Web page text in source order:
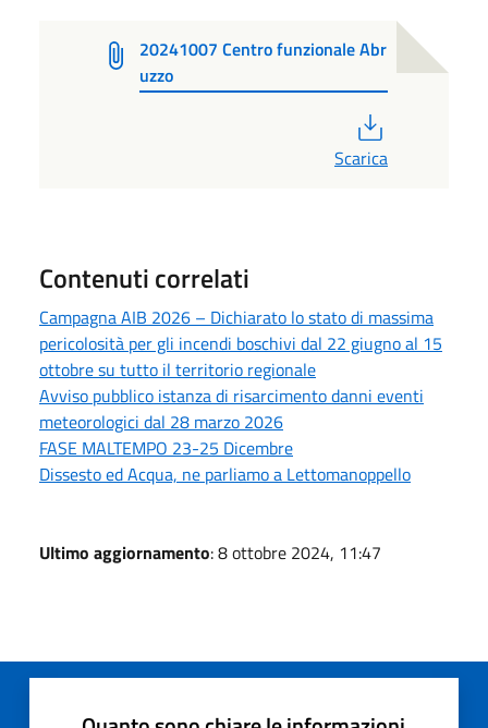
20241007 Centro funzionale Abr
uzzo
Scarica
Contenuti correlati
Campagna AIB 2026 – Dichiarato lo stato di massima
pericolosità per gli incendi boschivi dal 22 giugno al 15
ottobre su tutto il territorio regionale
Avviso pubblico istanza di risarcimento danni eventi
meteorologici dal 28 marzo 2026
FASE MALTEMPO 23-25 Dicembre
Dissesto ed Acqua, ne parliamo a Lettomanoppello
Ultimo aggiornamento: 8 ottobre 2024, 11:47